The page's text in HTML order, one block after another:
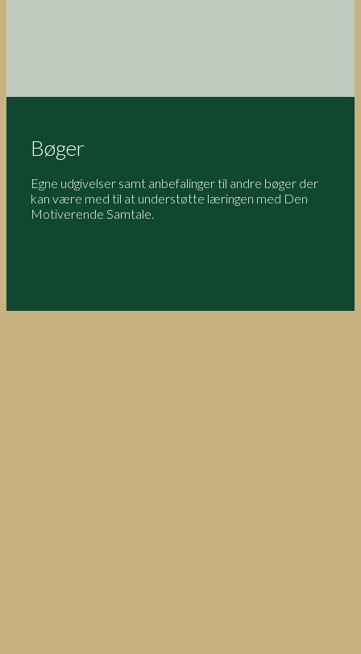
Bøger
Egne udgivelser samt anbefalinger til andre bøger der
kan være med til at understøtte læringen med Den
Motiverende Samtale.